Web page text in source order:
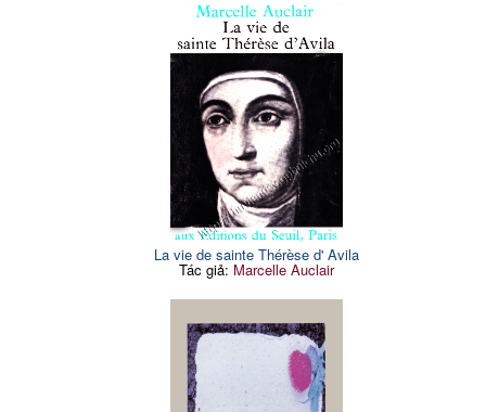
La vie de sainte Thérèse d' Avila
Tác giả: Marcelle Auclair